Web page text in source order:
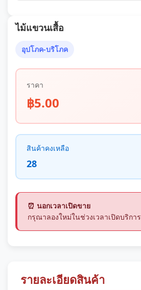
ไม้แขวนเสื้อ
อุปโภค-บริโภค
ราคา
฿5.00
สินค้าคงเหลือ
28
⏰ นอกเวลาเปิดขาย
กรุณาลองใหม่ในช่วงเวลาเปิดบริการ
รายละเอียดสินค้า